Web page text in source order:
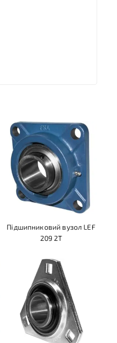
Підшипниковий вузол LEF
209 2T